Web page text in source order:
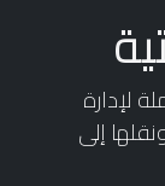
لإدارة
إلى